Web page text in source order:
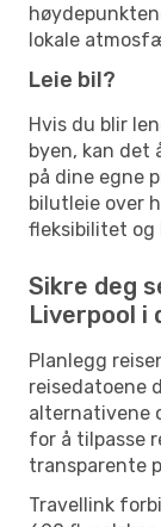
lokale
Leie bil?
Hvis du blir
byen, kan det
på dine egne
bilutleie over
fleksibilitet og
Sikre deg
Liverpool i
Planlegg
reisedatoene
alternativene
for å tilpasse
transparente
Travellink